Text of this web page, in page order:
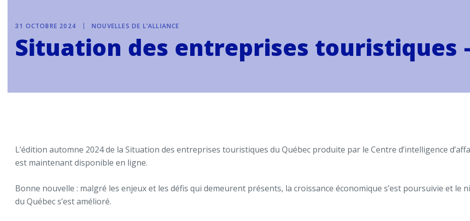
31 OCTOBRE 2024 NOUVELLES DE L’ALLIANCE
Situation des entreprises touristiques
L’édition automne 2024 de la Situation des entreprises touristiques du Québec produite par le Centre d’intelligence
est maintenant disponible en ligne.
Bonne nouvelle : malgré les enjeux et les défis qui demeurent présents, la croissance économique s’est poursuivie et le
du Québec s’est amélioré.